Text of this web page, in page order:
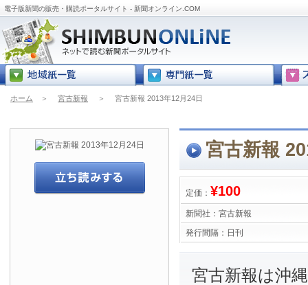
電子版新聞の販売・購読ポータルサイト - 新聞オンライン.COM
ホーム ＞ 宮古新報 ＞ 宮古新報 2013年12月24日
宮古新報
定価： ¥100
新聞社： 宮古新報
発行間隔： 日刊
宮古新報は沖